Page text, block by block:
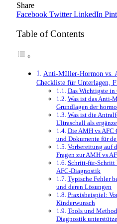
Share
Facebook Twitter LinkedIn
Table of Contents
Anti-Müller-Hormon vs.
Checkliste für Unterlagen,
Das Wichtigste in
Was ist das Anti-
Grundlagen der
Was ist die
Ultraschall als
Die AMH vs AFC
und Dokumente für
Vorbereitung auf
Fragen zur AMH vs
Schritt-für-Schritt
AFC-Diagnostik
Typische Fehler
und deren Lösungen
Praxisbeispiel:
Kinderwunsch
Tools und
Diagnostik